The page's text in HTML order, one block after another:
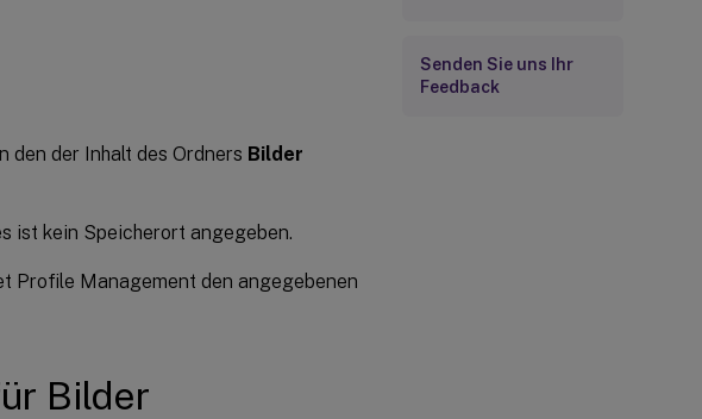
den der Inhalt des Ordners Bilder
ist kein Speicherort angegeben.
Profile Management den angegebenen
Bilder
Senden Sie uns Ihr
Feedback